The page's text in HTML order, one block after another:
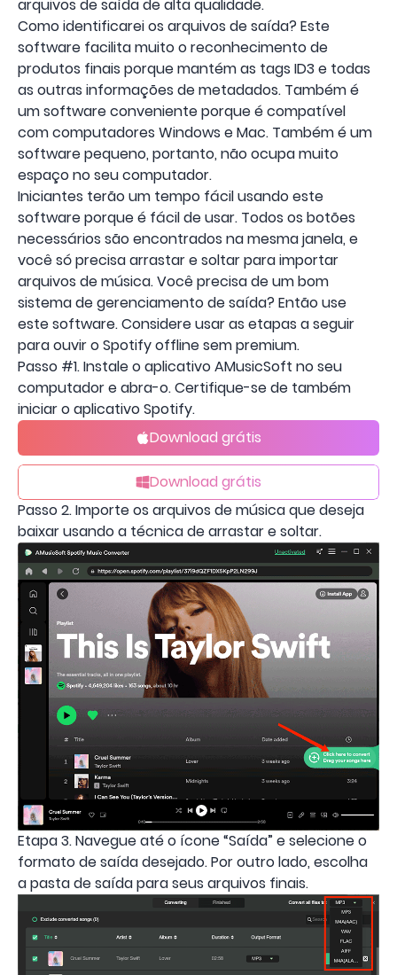
arquivos de saída de alta qualidade.
Como identificarei os arquivos de saída? Este
software facilita muito o reconhecimento de
produtos finais porque mantém as tags ID3 e todas
as outras informações de metadados. Também é
um software conveniente porque é compatível
com computadores Windows e Mac. Também é um
software pequeno, portanto, não ocupa muito
espaço no seu computador.
Iniciantes terão um tempo fácil usando este
software porque é fácil de usar. Todos os botões
necessários são encontrados na mesma janela, e
você só precisa arrastar e soltar para importar
arquivos de música. Você precisa de um bom
sistema de gerenciamento de saída? Então use
este software. Considere usar as etapas a seguir
para ouvir o Spotify offline sem premium.
Passo #1. Instale o aplicativo AMusicSoft no seu
computador e abra-o. Certifique-se de também
iniciar o aplicativo Spotify.
Download grátis
Download grátis
Passo 2. Importe os arquivos de música que deseja
baixar usando a técnica de arrastar e soltar.
Etapa 3. Navegue até o ícone “Saída” e selecione o
formato de saída desejado. Por outro lado, escolha
a pasta de saída para seus arquivos finais.